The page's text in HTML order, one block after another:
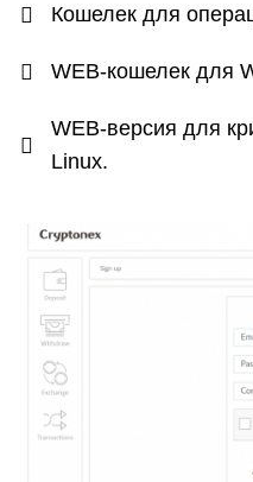
Кошелек для
WEB-кошелек для
WEB-версия для
Linux.